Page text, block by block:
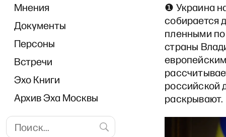
Мнения
Документы
Персоны
Встречи
Эхо Книги
Архив Эха Москвы
❶ Украина
собирается
пленными по
страны
российской
раскрывают.
буллинге, подростковых